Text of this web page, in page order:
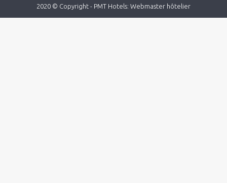
2020 © Copyright - PMT Hotels: Webmaster hôtelier